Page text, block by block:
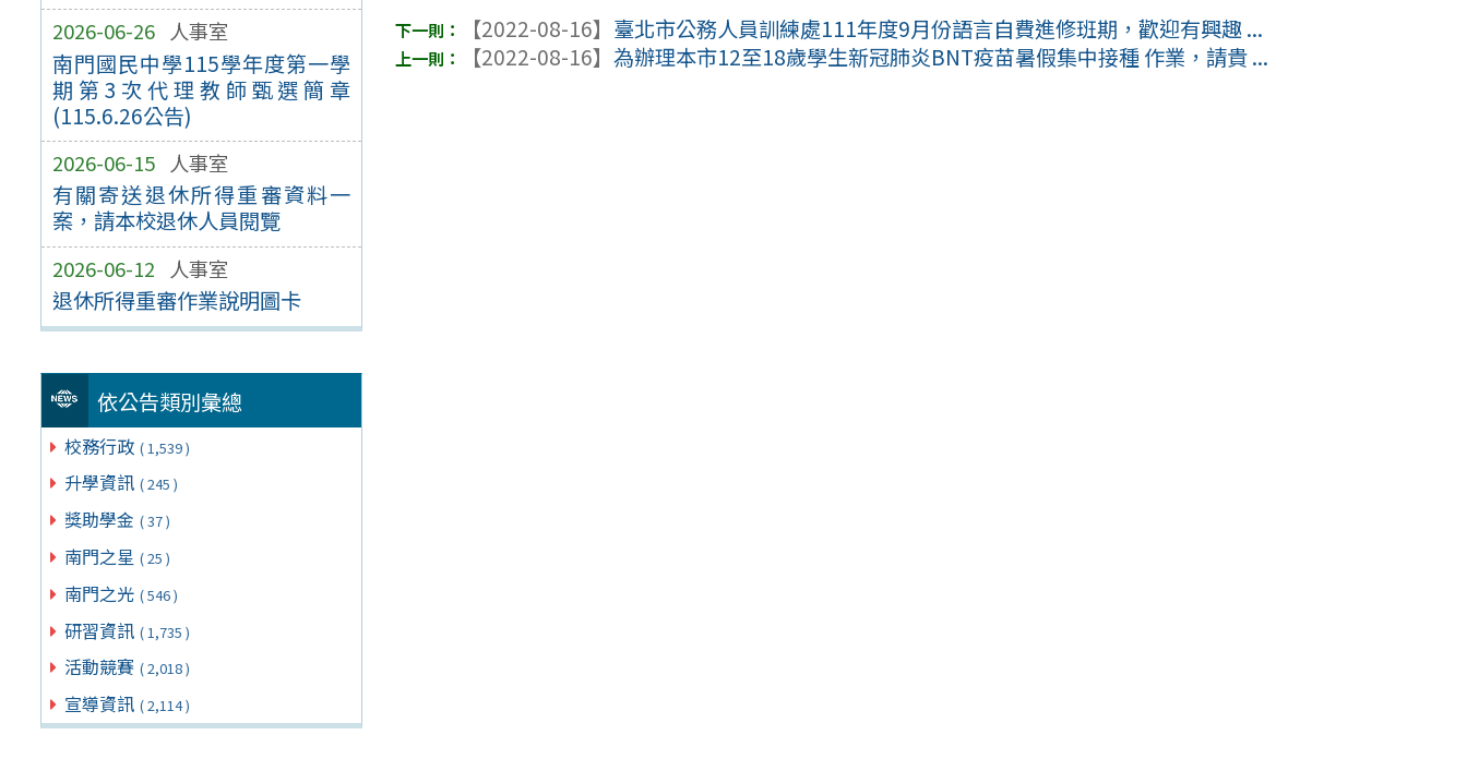
2026-06-26 人事室
南門國民中學115學年度第一學
期第3次代理教師甄選簡章
(115.6.26公告)
2026-06-15 人事室
有關寄送退休所得重審資料一
案，請本校退休⼈員閱覽
2026-06-12 人事室
退休所得重審作業說明圖卡
依公告類別彙總
校務行政 ( 1,539 )
升學資訊 ( 245 )
獎助學金 ( 37 )
南門之星 ( 25 )
南門之光 ( 546 )
研習資訊 ( 1,735 )
活動競賽 ( 2,018 )
宣導資訊 ( 2,114 )
【2022-08-16】 臺北市公務人員訓練處111年度9月份語言自費進修班期，歡迎有興趣 ...
【2022-08-16】為辦理本市12至18歲學生新冠肺炎BNT疫苗暑假集中接種 作業，請貴 ...